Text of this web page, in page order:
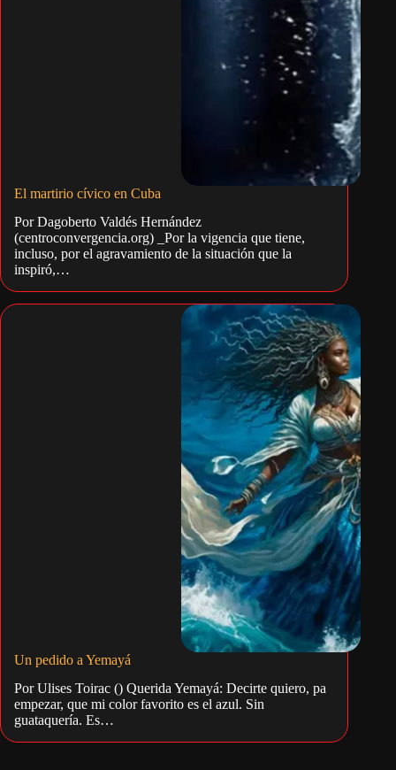
El martirio cívico en Cuba
Por Dagoberto Valdés Hernández
(centroconvergencia.org) _Por la vigencia que tiene,
incluso, por el agravamiento de la situación que la
inspiró,…
Un pedido a Yemayá
Por Ulises Toirac () Querida Yemayá: Decirte quiero, pa
empezar, que mi color favorito es el azul. Sin
guataquería. Es…